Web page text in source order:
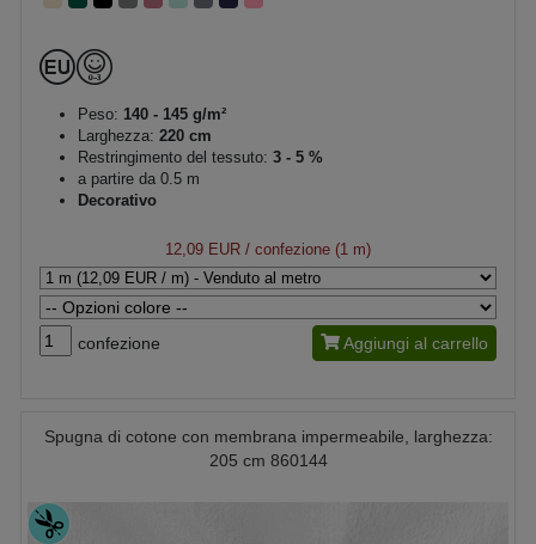
Peso: 140 - 145 g/m²
Larghezza: 220 cm
Restringimento del tessuto: 3 - 5 %
a partire da 0.5 m
Decorativo
12,09 EUR / confezione (1 m)
confezione Aggiungi al carrello
Spugna di cotone con membrana impermeabile, larghezza:
205 cm 860144